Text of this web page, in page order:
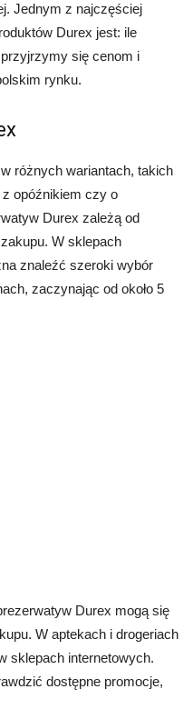
Jednym z najczęściej
Durex jest: ile
się cenom i
rynku.
różnych wariantach, takich
z opóźnikiem czy o
Durex zależą od
W sklepach
znaleźć szeroki wybór
zaczynając od około 5
Durex mogą się
W aptekach i drogeriach
sklepach internetowych.
dostępne promocje,